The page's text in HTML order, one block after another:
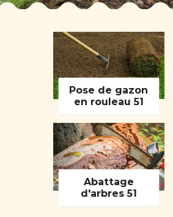
Pose de gazon
en rouleau 51
Abattage
d'arbres 51